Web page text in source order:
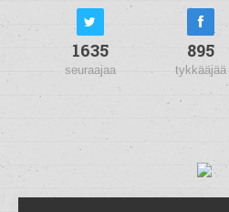
1635
seuraajaa
895
tykkääjää